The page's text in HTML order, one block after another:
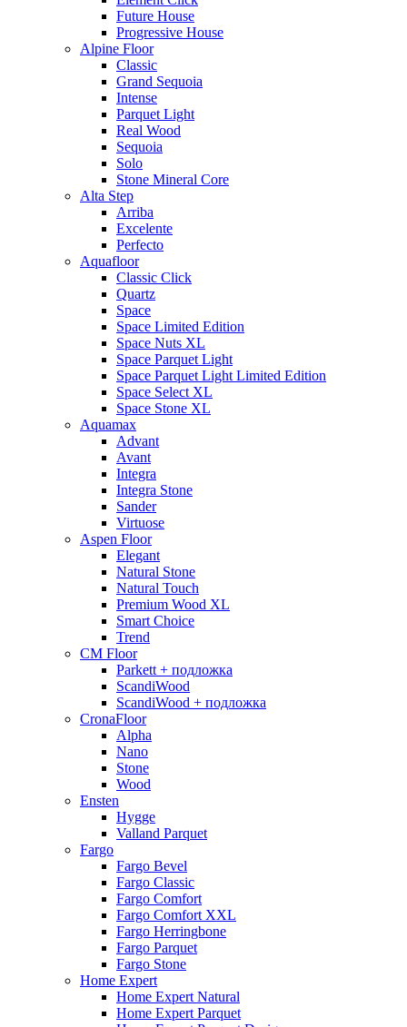
Future House
Progressive House
Alpine Floor
Classic
Grand Sequoia
Intense
Parquet Light
Real Wood
Sequoia
Solo
Stone Mineral Core
Alta Step
Arriba
Excelente
Perfecto
Aquafloor
Classic Click
Quartz
Space
Space Limited Edition
Space Nuts XL
Space Parquet Light
Space Parquet Light Limited Edition
Space Select XL
Space Stone XL
Aquamax
Advant
Avant
Integra
Integra Stone
Sander
Virtuose
Aspen Floor
Elegant
Natural Stone
Natural Touch
Premium Wood XL
Smart Choice
Trend
CM Floor
Parkett + подложка
ScandiWood
ScandiWood + подложка
CronaFloor
Alpha
Nano
Stone
Wood
Ensten
Hygge
Valland Parquet
Fargo
Fargo Bevel
Fargo Classic
Fargo Comfort
Fargo Comfort XXL
Fargo Herringbone
Fargo Parquet
Fargo Stone
Home Expert
Home Expert Natural
Home Expert Parquet